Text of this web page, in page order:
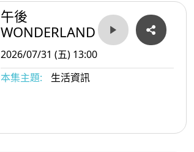
午後
WONDERLAND
2026/07/31 (五) 13:00
本集主題:
生活資訊